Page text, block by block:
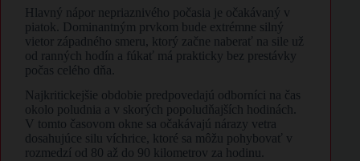
Hlavný nápor nepriaznivého počasia je očakávaný v
piatok. Dominantným prvkom bude extrémne silný
vietor západného smeru, ktorý začne naberať na sile už
od ranných hodín a fúkať má prakticky bez prestávky
počas celého dňa.
Najkritickejšie obdobie predpovedajú odborníci na čas
okolo poludnia a v skorých popoludňajších hodinách.
V tomto časovom okne sa očakávajú nárazy vetra
dosahujúce silu víchrice, ktoré sa môžu pohybovať v
rozmedzí od 80 až do 90 kilometrov za hodinu.